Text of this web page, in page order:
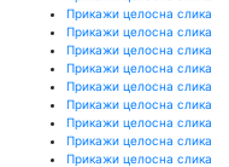
Прикажи целосна слика
Прикажи целосна слика
Прикажи целосна слика
Прикажи целосна слика
Прикажи целосна слика
Прикажи целосна слика
Прикажи целосна слика
Прикажи целосна слика
Прикажи целосна слика